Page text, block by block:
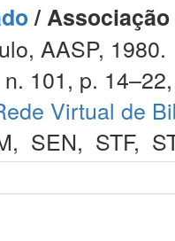
/
AASP, 1980.
101, p.
Virtual de
, SEN, STF,